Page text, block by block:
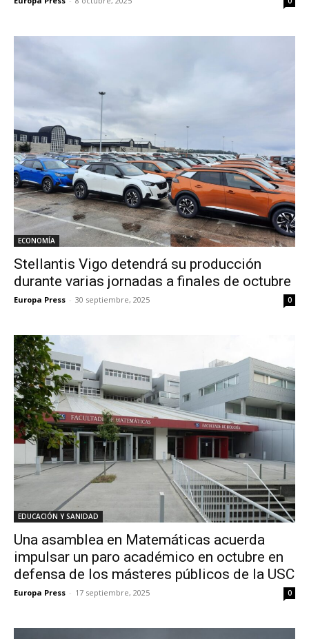
ECONOMÍA
Stellantis Vigo detendrá su producción
durante varias jornadas a finales de octubre
Europa Press - 30 septiembre, 2025 0
EDUCACIÓN Y SANIDAD
Una asamblea en Matemáticas acuerda
impulsar un paro académico en octubre en
defensa de los másteres públicos de la USC
Europa Press - 17 septiembre, 2025 0